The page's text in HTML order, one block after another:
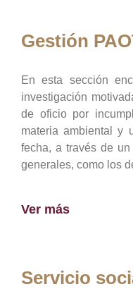
Gestión
En esta sección
investigación
de oficio por
materia ambiental y
fecha, a través de
generales, como los
Ver más
Servicio